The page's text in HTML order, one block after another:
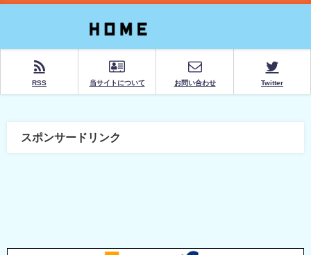
RSS 当サイトについて お問い合わせ Twitter
スポンサードリンク